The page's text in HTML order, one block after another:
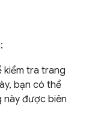
kiểm tra trang
bạn có thể
này được biên